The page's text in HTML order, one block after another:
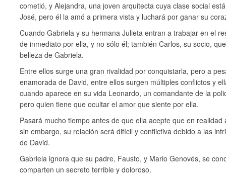
cometió, y Alejandra, una joven arquitecta cuya clase social
José, pero él la amó a primera vista y luchará por ganar su
Cuando Gabriela y su hermana Julieta entran a trabajar en el
de inmediato por ella, y no sólo él; también Carlos, su socio,
belleza de Gabriela.
Entre ellos surge una gran rivalidad por conquistarla, pero a
enamorada de David, entre ellos surgen múltiples conflictos y
cuando aparece en su vida Leonardo, un comandante de la
pero quien tiene que ocultar el amor que siente por ella.
Pasará mucho tiempo antes de que ella acepte que en
sin embargo, su relación será difícil y conflictiva debido a las
de David.
Gabriela ignora que su padre, Fausto, y Mario Genovés, se
comparten un secreto terrible y doloroso.